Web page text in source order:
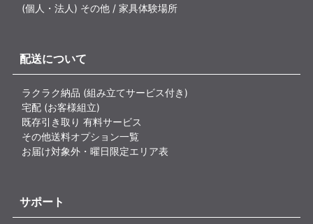
(個人・法人) その他 / 家具体験場所
配送について
ラクラク納品 (組み立てサービス付き)
宅配 (お客様組立)
既存引き取り 有料サービス
その他送料オプション一覧
お届け対象外・曜日限定エリア表
サポート